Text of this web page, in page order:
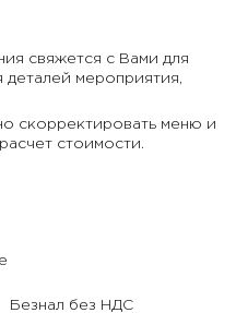
свяжется с Вами для
деталей мероприятия,
скорректировать меню и
стоимости.
Безнал без НДС